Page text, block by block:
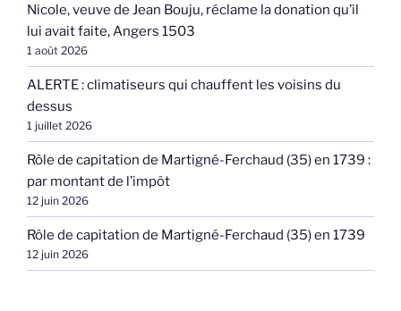
Nicole, veuve de Jean Bouju, réclame la donation qu’il
lui avait faite, Angers 1503
1 août 2026
ALERTE : climatiseurs qui chauffent les voisins du
dessus
1 juillet 2026
Rôle de capitation de Martigné-Ferchaud (35) en 1739 :
par montant de l’impôt
12 juin 2026
Rôle de capitation de Martigné-Ferchaud (35) en 1739
12 juin 2026